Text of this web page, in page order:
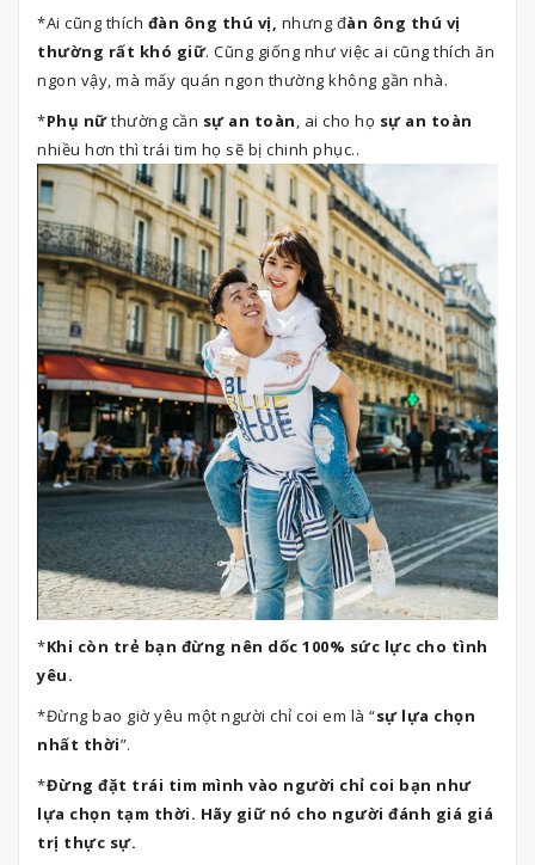
*Ai cũng thích đàn ông thú vị, nhưng đàn ông thú vị
thường rất khó giữ. Cũng giống như việc ai cũng thích ăn
ngon vậy, mà mấy quán ngon thường không gần nhà.
*Phụ nữthường cần sự an toàn, ai cho họ sự an toàn
nhiều hơn thì trái tim họ sẽ bị chinh phục..
*Khi còn trẻ bạn đừng nên dốc 100% sức lực cho tình
yêu.
*Đừng bao giờ yêu một người chỉ coi em là “sự lựa chọn
nhất thời”.
*Đừng đặt trái tim mình vào người chỉ coi bạn như
lựa chọn tạm thời. Hãy giữ nó cho người đánh giá giá
trị thực sự.